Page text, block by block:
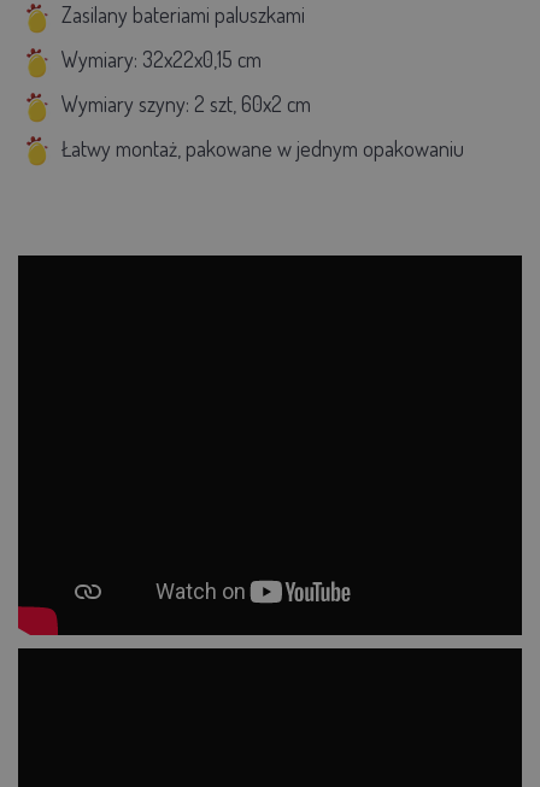
Zasilany bateriami paluszkami
Wymiary: 32x22x0,15 cm
Wymiary szyny: 2 szt, 60x2 cm
Łatwy montaż, pakowane w jednym opakowaniu